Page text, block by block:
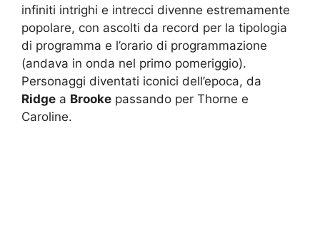
infiniti intrighi e intrecci divenne estremamente
popolare, con ascolti da record per la tipologia
di programma e l’orario di programmazione
(andava in onda nel primo pomeriggio).
Personaggi diventati iconici dell’epoca, da
Ridge a Brooke passando per Thorne e
Caroline.